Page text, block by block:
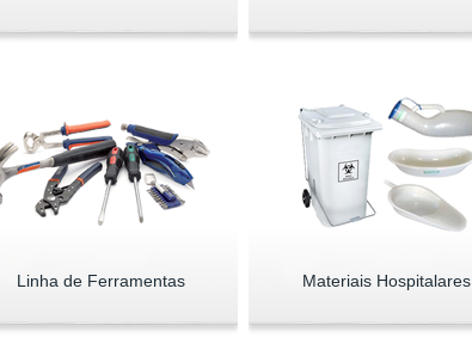
Linha de Ferramentas Materiais Hospitalares